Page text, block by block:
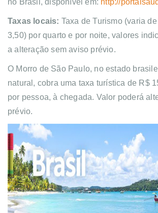
Taxas locais: Taxa de Turismo (varia
3,50) por quarto e por noite, valores
a alteração sem aviso prévio.
O Morro de São Paulo, no estado
natural, cobra uma taxa turística de R$
por pessoa, à chegada. Valor poderá
prévio.